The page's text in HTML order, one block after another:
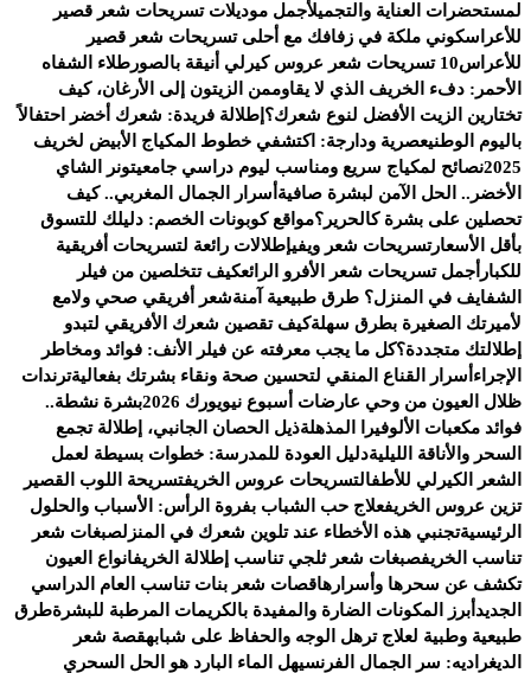
لمستحضرات العناية والتجميلأجمل موديلات تسريحات شعر قصير
للأعراسكوني ملكة في زفافك مع أحلى تسريحات شعر قصير
للأعراس10 تسريحات شعر عروس كيرلي أنيقة بالصور
طلاء الشفاه
الأحمر: دفء الخريف الذي لا يقاوممن الزيتون إلى الأرغان، كيف
تختارين الزيت الأفضل لنوع شعرك؟ إطلالة فريدة: شعرك أخضر احتفالاً
باليوم الوطنيعصرية ودارجة: اكتشفي خطوط المكياج الأبيض لخريف
2025نصائح لمكياج سريع ومناسب ليوم دراسي جامعيتونر الشاي
الأخضر.. الحل الآمن لبشرة صافية أسرار الجمال المغربي.. كيف
تحصلين على بشرة كالحرير؟مواقع كوبونات الخصم: دليلك للتسوق
بأقل الأسعارتسريحات شعر ويفيإطلالات رائعة لتسريحات أفريقية
للكبار أجمل تسريحات شعر الأفرو الرائعكيف تتخلصين من فيلر
الشفايف في المنزل؟ طرق طبيعية آمنةشعر أفريقي صحي ولامع
لأميرتك الصغيرة بطرق سهلةكيف تقصين شعرك الأفريقي لتبدو
إطلالتك متجددة؟كل ما يجب معرفته عن فيلر الأنف: فوائد ومخاطر
الإجراء أسرار القناع المنقي لتحسين صحة ونقاء بشرتك بفعاليةترندات
ظلال العيون من وحي عارضات أسبوع نيويورك 2026
بشرة نشطة..
فوائد مكعبات الألوفيرا المذهلةذيل الحصان الجانبي، إطلالة تجمع
السحر والأناقة الليليةدليل العودة للمدرسة: خطوات بسيطة لعمل
الشعر الكيرلي للأطفالتسريحات عروس الخريفتسريحة اللوب القصير
تزين عروس الخريفعلاج حب الشباب بفروة الرأس: الأسباب والحلول
الرئيسيةتجنبي هذه الأخطاء عند تلوين شعرك في المنزلصبغات شعر
تناسب الخريفصبغات شعر ثلجي تناسب إطلالة الخريفانواع العيون
تكشف عن سحرها وأسرارهاقصات شعر بنات تناسب العام الدراسي
الجديد أبرز المكونات الضارة والمفيدة بالكريمات المرطبة للبشرةطرق
طبيعية وطبية لعلاج ترهل الوجه والحفاظ على شبابهقصة شعر
الديغراديه: سر الجمال الفرنسيهل الماء البارد هو الحل السحري